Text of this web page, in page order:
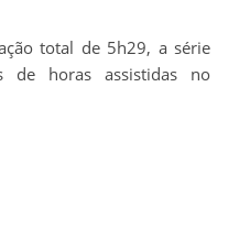
total de 5h29, a série
de horas assistidas no